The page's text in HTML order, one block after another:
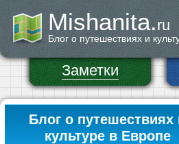
Mishanita.ru
Блог о путешествиях и
Заметки
Блог о путешествиях
культуре в Европе